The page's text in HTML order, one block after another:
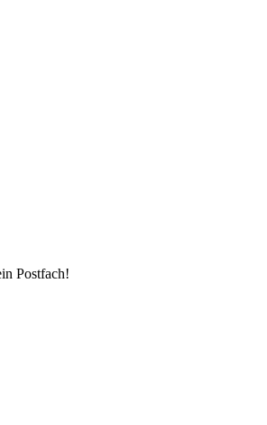
Postfach!